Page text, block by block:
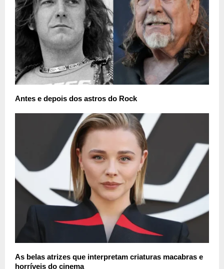
Antes e depois dos astros do Rock
As belas atrizes que interpretam criaturas macabras e
horríveis do cinema